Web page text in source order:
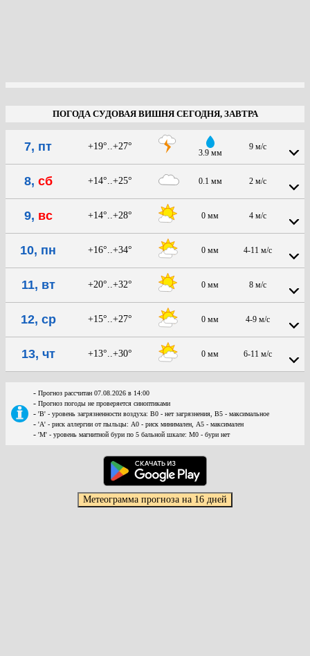
ПОГОДА СУДОВАЯ ВИШНЯ СЕГОДНЯ, ЗАВТРА
7, пт +19°..+27°
3.9 мм
9 м/с
8, сб +14°..+25° 0.1 мм 2 м/с
9, вс +14°..+28° 0 мм 4 м/с
10, пн +16°..+34° 0 мм 4-11 м/с
11, вт +20°..+32° 0 мм 8 м/с
12, ср +15°..+27° 0 мм 4-9 м/с
13, чт +13°..+30° 0 мм 6-11 м/с
- Прогноз рассчитан 07.08.2026 в 14:00
- Прогноз погоды не проверяется синоптиками
- 'В' - уровень загрязненности воздуха: В0 - нет загрязнения, В5 - максимальное
- 'А' - риск аллергии от пыльцы: А0 - риск минимален, А5 - максимален
- 'М' - уровень магнитной бури по 5 бальной шкале: М0 - бури нет